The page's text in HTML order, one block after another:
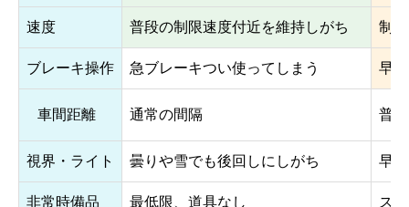
速度 普段の制限速度付近を維持しがち 制
ブレーキ操作 急ブレーキつい使ってしまう 早
車間距離 通常の間隔 普
視界・ライト 曇りや雪でも後回しにしがち 早
非常時備品 最低限、道具なし ス